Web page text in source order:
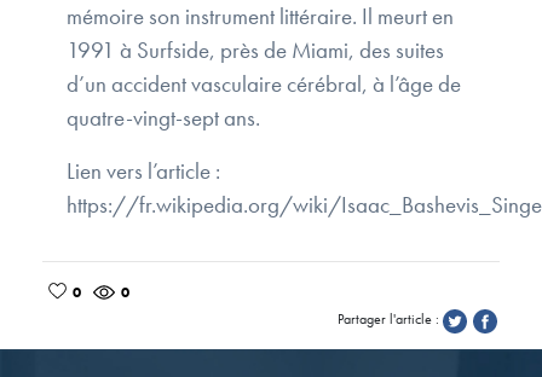
mémoire son instrument littéraire. Il meurt en
1991 à Surfside, près de Miami, des suites
d’un accident vasculaire cérébral, à l’âge de
quatre-vingt-sept ans.
Lien vers l’article :
https://fr.wikipedia.org/wiki/
0
0
Partager l'article :